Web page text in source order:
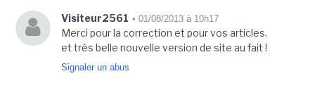
Visiteur2561 • 01/08/2013 à 10h17
Merci pour la correction et pour vos articles.
et très belle nouvelle version de site au fait !
Signaler un abus